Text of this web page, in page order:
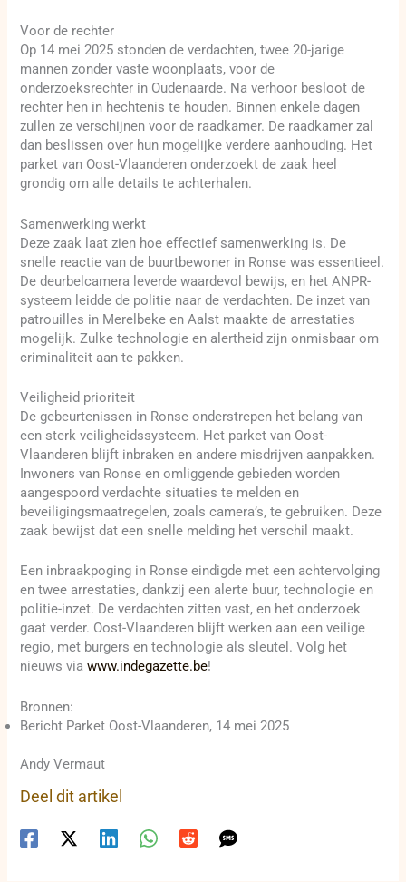
Voor de rechter
Op 14 mei 2025 stonden de verdachten, twee 20-jarige
mannen zonder vaste woonplaats, voor de
onderzoeksrechter in Oudenaarde. Na verhoor besloot de
rechter hen in hechtenis te houden. Binnen enkele dagen
zullen ze verschijnen voor de raadkamer. De raadkamer zal
dan beslissen over hun mogelijke verdere aanhouding. Het
parket van Oost-Vlaanderen onderzoekt de zaak heel
grondig om alle details te achterhalen.
Samenwerking werkt
Deze zaak laat zien hoe effectief samenwerking is. De
snelle reactie van de buurtbewoner in Ronse was essentieel.
De deurbelcamera leverde waardevol bewijs, en het ANPR-
systeem leidde de politie naar de verdachten. De inzet van
patrouilles in Merelbeke en Aalst maakte de arrestaties
mogelijk. Zulke technologie en alertheid zijn onmisbaar om
criminaliteit aan te pakken.
Veiligheid prioriteit
De gebeurtenissen in Ronse onderstrepen het belang van
een sterk veiligheidssysteem. Het parket van Oost-
Vlaanderen blijft inbraken en andere misdrijven aanpakken.
Inwoners van Ronse en omliggende gebieden worden
aangespoord verdachte situaties te melden en
beveiligingsmaatregelen, zoals camera’s, te gebruiken. Deze
zaak bewijst dat een snelle melding het verschil maakt.
Een inbraakpoging in Ronse eindigde met een achtervolging
en twee arrestaties, dankzij een alerte buur, technologie en
politie-inzet. De verdachten zitten vast, en het onderzoek
gaat verder. Oost-Vlaanderen blijft werken aan een veilige
regio, met burgers en technologie als sleutel. Volg het
nieuws viawww.indegazette.be!
Bronnen:
Bericht Parket Oost-Vlaanderen, 14 mei 2025
Andy Vermaut
Deel dit artikel